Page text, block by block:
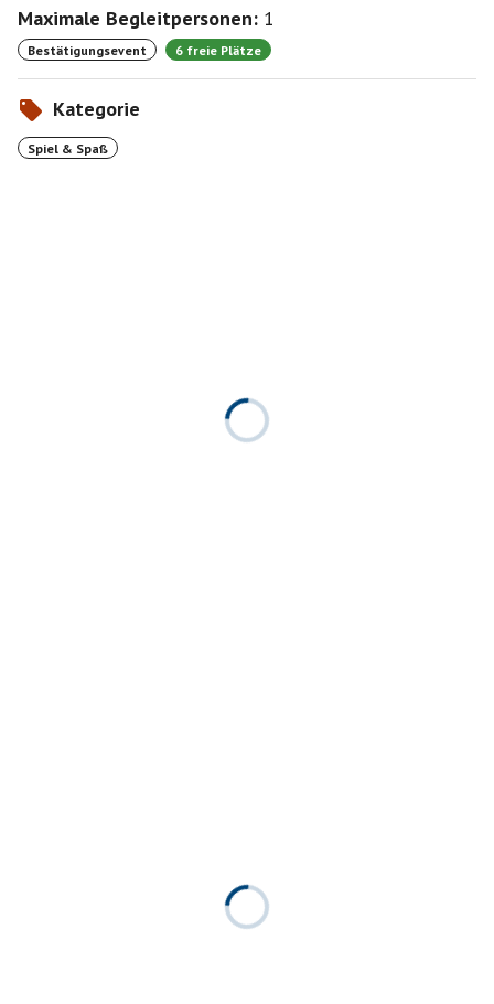
Maximale Begleitpersonen: 1
Bestätigungsevent 6 freie Plätze
Kategorie
Spiel & Spaß